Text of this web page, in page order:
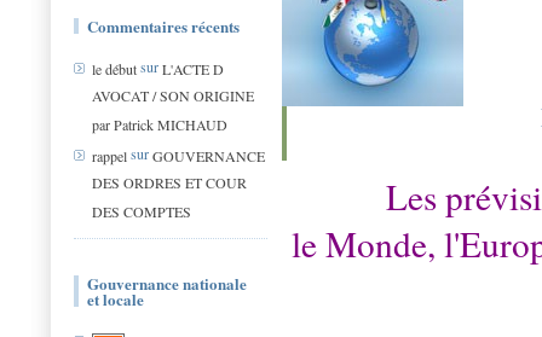
Commentaires récents
le débutsurL'ACTE D
AVOCAT / SON ORIGINE
par Patrick MICHAUD
rappelsurGOUVERNANCE
DES ORDRES ET COUR
DES COMPTES
Gouvernance nationale
et locale
Les
le Monde,